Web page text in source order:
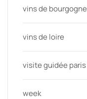
vins de bourgogne
vins de loire
visite guidée paris
week